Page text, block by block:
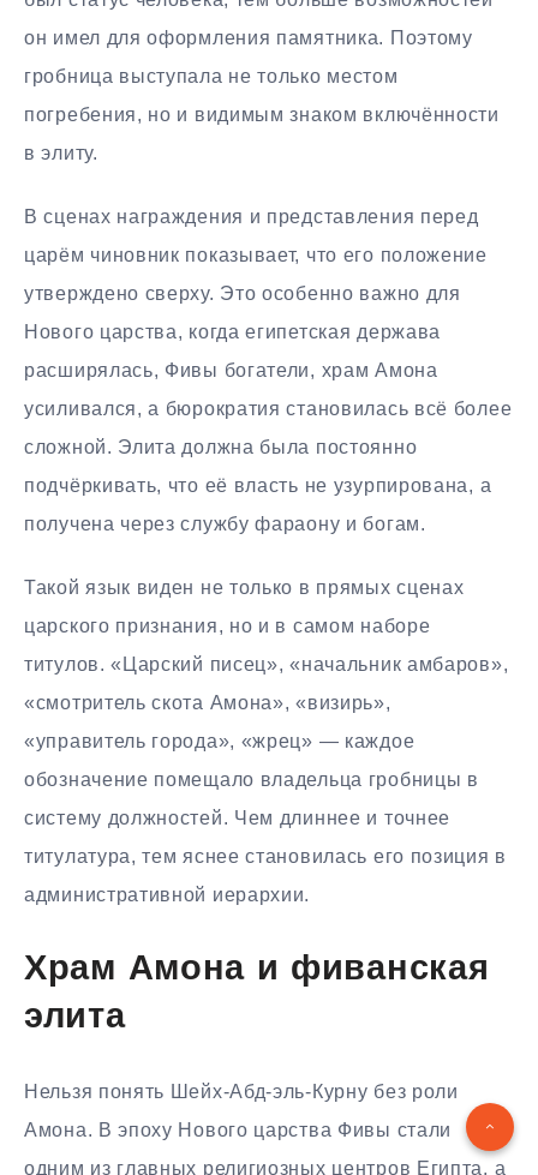
он имел для оформления памятника. Поэтому
гробница выступала не только местом
погребения, но и видимым знаком включённости
в элиту.
В сценах награждения и представления перед
царём чиновник показывает, что его положение
утверждено сверху. Это особенно важно для
Нового царства, когда египетская держава
расширялась, Фивы богатели, храм Амона
усиливался, а бюрократия становилась всё более
сложной. Элита должна была постоянно
подчёркивать, что её власть не узурпирована, а
получена через службу фараону и богам.
Такой язык виден не только в прямых сценах
царского признания, но и в самом наборе
титулов. «Царский писец», «начальник амбаров»,
«смотритель скота Амона», «визирь»,
«управитель города», «жрец» — каждое
обозначение помещало владельца гробницы в
систему должностей. Чем длиннее и точнее
титулатура, тем яснее становилась его позиция в
административной иерархии.
Храм Амона и фиванская
элита
Нельзя понять Шейх-Абд-эль-Курну без роли
Амона. В эпоху Нового царства Фивы стали
одним из главных религиозных центров Египта, а